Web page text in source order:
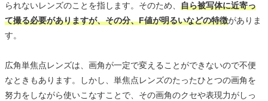
られないレンズのことを指します。そのため、 自ら被写体に近寄っ
て撮る必要がありますが、その分、F値が明るいなどの特徴がありま
す。
広角単焦点レンズは、画角が一定で変えることができないので不便
なときもあります。しかし、単焦点レンズのたったひとつの画角を
努力をしながら使いこなすことで、その画角のクセや表現力がしっ